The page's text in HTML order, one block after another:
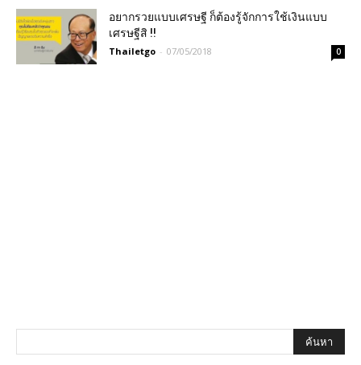
อยากรวยแบบเศรษฐี ก็ต้องรู้จักการใช้เงินแบบ
เศรษฐีสิ !!
Thailetgo - 07/05/2018 0